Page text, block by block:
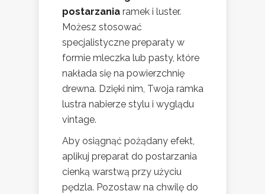
postarzania ramek i luster.
Możesz stosować
specjalistyczne preparaty w
formie mleczka lub pasty, które
nakłada się na powierzchnię
drewna. Dzięki nim, Twoja ramka
lustra nabierze stylu i wyglądu
vintage.
Aby osiągnąć pożądany efekt,
aplikuj preparat do postarzania
cienką warstwą przy użyciu
pędzla. Pozostaw na chwilę do